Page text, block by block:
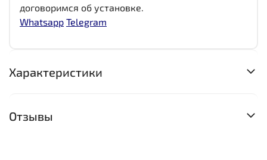
договоримся об установке.
Whatsapp Telegram
Характеристики
Отзывы